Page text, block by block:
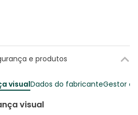
e produtos
visualDados do fabricanteGestor
visual